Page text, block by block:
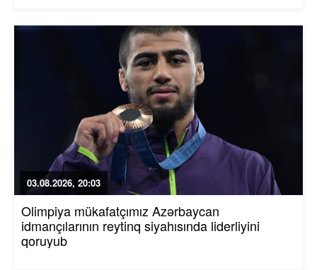
03.08.2026, 20:03
Olimpiya mükafatçımız Azərbaycan
idmançılarının reytinq siyahısında liderliyini
qoruyub